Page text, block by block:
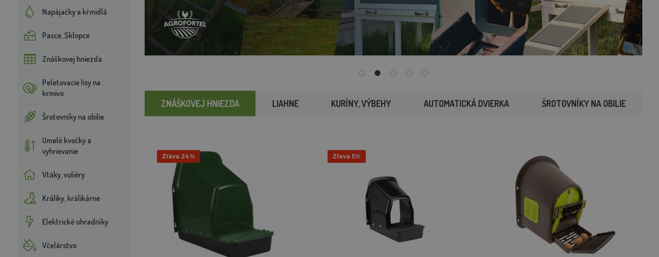
Napájačky a kŕmidlá
Pasce, Sklopce
Znáškovej hniezda
Peletovacie lisy na
krmivo
Šrotovníky na obilie
Umelé kvočky a
vyhrievanie
Vtáky, voliéry
Králiky, králikárne
Elektrické ohradníky
Včelárstvo
ZNÁŠKOVEJ HNIEZDA LIAHNE KURÍNY, VÝBEHY AUTOMATICKÁ DVIERKA ŠROTOVNÍKY NA OBILIE
Zľava 24% Zľava 5%